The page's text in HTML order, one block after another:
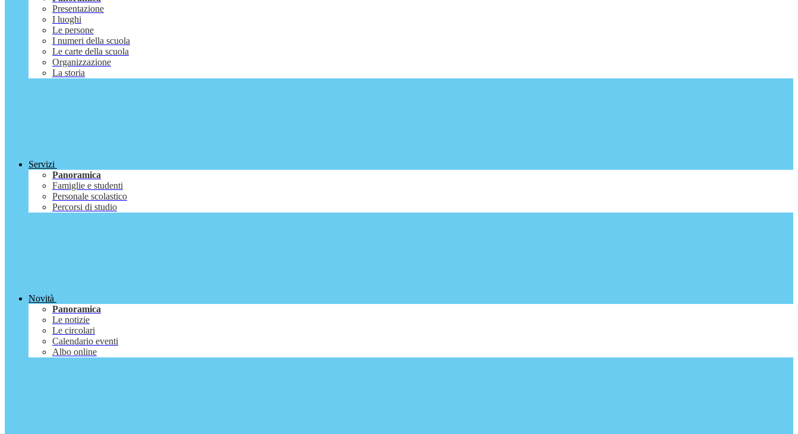
Presentazione
I luoghi
Le persone
I numeri della scuola
Le carte della scuola
Organizzazione
La storia
Servizi
Panoramica
Famiglie e studenti
Personale scolastico
Percorsi di studio
Novità
Panoramica
Le notizie
Le circolari
Calendario eventi
Albo online